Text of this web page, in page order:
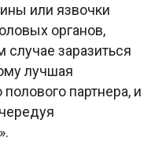
или язвочки
органов,
случае заразиться
лучшая
партнера, и